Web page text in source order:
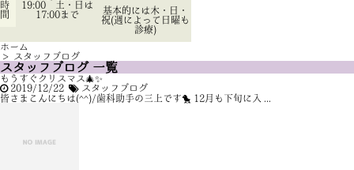
時
間
19:00 土・日は
17:00まで
基本的には木・日・
祝(週によって日曜も
診療)
ホーム
>
スタッフブログ
スタッフブログ 一覧
もうすぐクリスマス🎄✨
2019/12/22
スタッフブログ
皆さまこんにちは(^^)/歯科助手の三上です🐤 12月も下旬に入 ...